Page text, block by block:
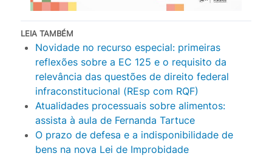
LEIA TAMBÉM
Novidade no recurso especial: primeiras
reflexões sobre a EC 125 e o requisito da
relevância das questões de direito federal
infraconstitucional (REsp com RQF)
Atualidades processuais sobre alimentos:
assista à aula de Fernanda Tartuce
O prazo de defesa e a indisponibilidade de
bens na nova Lei de Improbidade